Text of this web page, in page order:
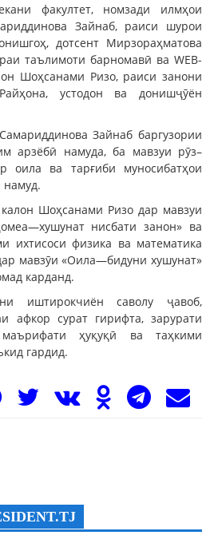
факултет, номзади илмҳои
Зайнаб, раиси шурои
дотсент Мирзораҳматова
таълимоти барномавӣ ва WEB-
Шоҳсанами Ризо, раиси занони
устодон ва донишҷӯён
Зайнаб баргузории
арзёбӣ намуда, ба мавзуи рӯз–
оила ва тарғиби муносибатҳои
Шоҳсанами Ризо дар мавзуи
нисбати занон» ва
ихтисоси физика ва математика
мавзӯи «Оила—бидуни хушунат»
карданд.
иштирокчиён саволу ҷавоб,
афкор сурат гирифта, зарурати
ҳуқуқӣ ва таҳкими
гардид.